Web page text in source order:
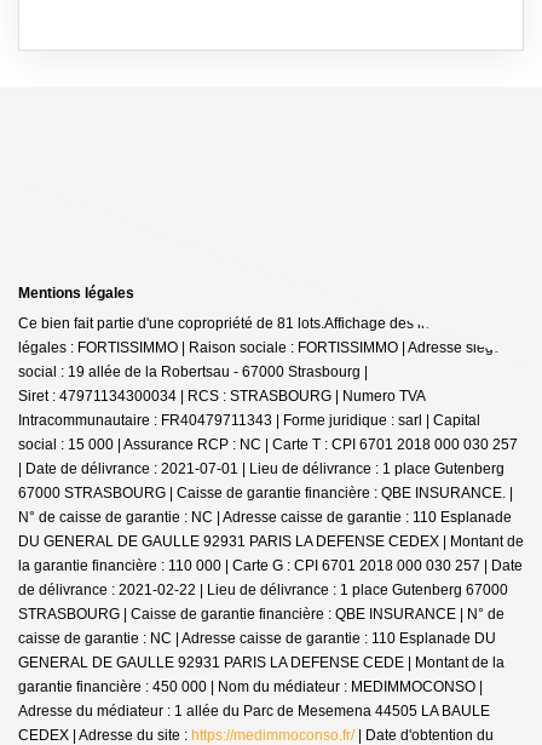
Mentions légales
Ce bien fait partie d'une copropriété de 81 lots.Affichage des informations
légales : FORTISSIMMO | Raison sociale : FORTISSIMMO | Adresse siège
social : 19 allée de la Robertsau - 67000 Strasbourg |
Siret : 47971134300034 | RCS : STRASBOURG | Numero TVA
Intracommunautaire : FR40479711343 | Forme juridique : sarl | Capital
social : 15 000 | Assurance RCP : NC | Carte T : CPI 6701 2018 000 030 257
| Date de délivrance : 2021-07-01 | Lieu de délivrance : 1 place Gutenberg
67000 STRASBOURG | Caisse de garantie financière : QBE INSURANCE. |
N° de caisse de garantie : NC | Adresse caisse de garantie : 110 Esplanade
DU GENERAL DE GAULLE 92931 PARIS LA DEFENSE CEDEX | Montant de
la garantie financière : 110 000 | Carte G : CPI 6701 2018 000 030 257 | Date
de délivrance : 2021-02-22 | Lieu de délivrance : 1 place Gutenberg 67000
STRASBOURG | Caisse de garantie financière : QBE INSURANCE | N° de
caisse de garantie : NC | Adresse caisse de garantie : 110 Esplanade DU
GENERAL DE GAULLE 92931 PARIS LA DEFENSE CEDE | Montant de la
garantie financière : 450 000 | Nom du médiateur : MEDIMMOCONSO |
Adresse du médiateur : 1 allée du Parc de Mesemena 44505 LA BAULE
CEDEX | Adresse du site : https://medimmoconso.fr/| Date d'obtention du